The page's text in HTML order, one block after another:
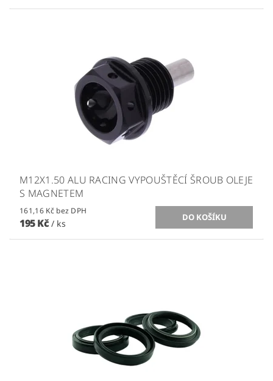
M12X1.50 ALU RACING VYPOUŠTĚCÍ ŠROUB OLEJE
S MAGNETEM
161,16 Kč bez DPH
195 Kč / ks